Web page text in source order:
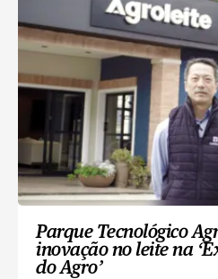
Parque Tecnológico
inovação no leite na
do Agro’